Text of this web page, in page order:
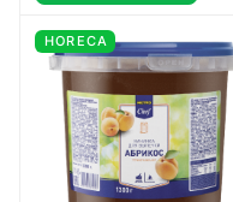
HORECA